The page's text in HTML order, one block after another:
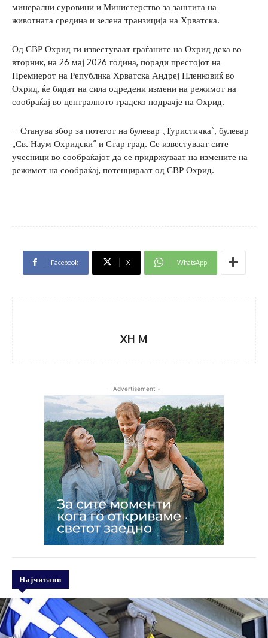
минерални суровини и Министерство за заштита на
животната средина и зелена транзиција на Хрватска.
Од СВР Охрид ги известуваат граѓаните на Охрид дека во
вторник, на 26 мај 2026 година, поради престојот на
Премиерот на Република Хрватска Андреј Пленковиќ во
Охрид, ќе бидат на сила одредени измени на режимот на
сообраќај во централното градско подрачје на Охрид.
– Станува збор за потегот на булевар „Туристичка“, булевар
„Св. Наум Охридски“ и Стар град. Се известуваат сите
учесници во сообраќајот да се придржуваат на измените на
режимот на сообраќај, потенцираат од СВР Охрид.
Facebook X WhatsApp
XH M
- Advertisement -
Најчитани